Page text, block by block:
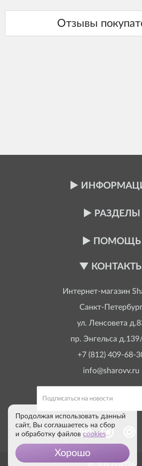
РАЗДЕЛЫ
ПОМОЩЬ
КОНТАКТЫ
Интернет-магазин
Санкт-
ул. Ленсовета
пр. Энгельса
+7 (812) 409-68-
info@sharovv.ru
Продолжая использовать данный
сайт, Вы соглашаетесь на сбор
и обработку файлов cookies
Хорошо